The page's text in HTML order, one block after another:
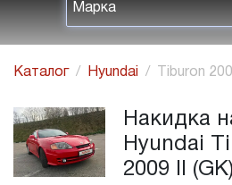
Каталог Hyundai Tiburon
Накидка
Hyundai
2009 II (GK)